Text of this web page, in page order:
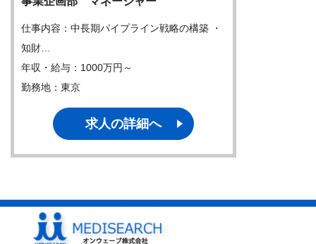
仕事内容：中長期パイプライン戦略の構築 ・
知財…
年収・給与：1000万円～
勤務地：東京
求人の詳細へ